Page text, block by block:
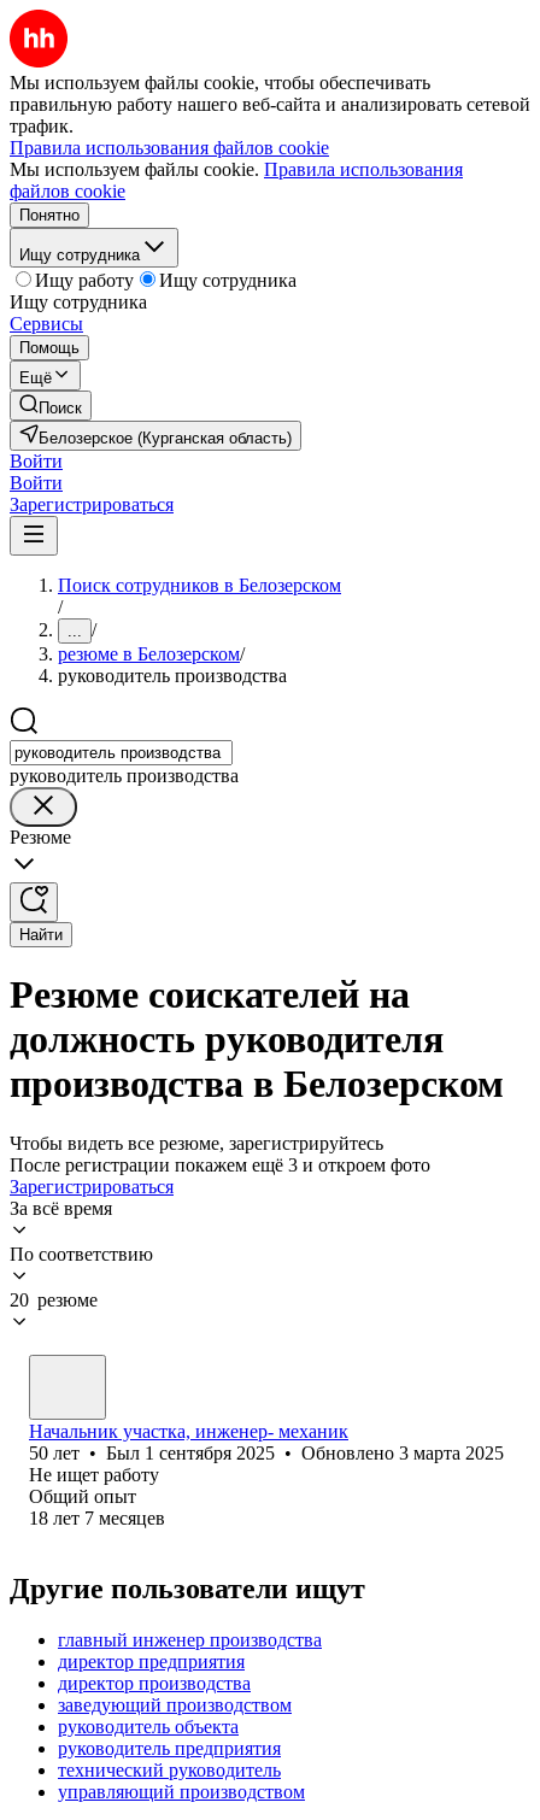
Мы используем файлы cookie, чтобы обеспечивать
правильную работу нашего веб-сайта и анализировать сетевой
трафик.
Правила использования файлов cookie
Мы используем файлы cookie. Правила использования
файлов cookie
Понятно
Ищу сотрудника
Ищу работу
Ищу сотрудника
Ищу сотрудника
Сервисы
Помощь
Ещё
Поиск
Белозерское (Курганская область)
Войти
Войти
Зарегистрироваться
Поиск сотрудников в Белозерском
/
... /
резюме в Белозерском/
руководитель производства
руководитель производства
Резюме
Найти
Резюме соискателей на
должность руководителя
производства в Белозерском
Чтобы видеть все резюме, зарегистрируйтесь
После регистрации покажем ещё 3 и откроем фото
Зарегистрироваться
За всё время
По соответствию
20 резюме
Начальник участка, инженер- механик
50 лет • Был 1 сентября 2025 • Обновлено 3 марта 2025
Не ищет работу
Общий опыт
18 лет 7 месяцев
Другие пользователи ищут
главный инженер производства
директор предприятия
директор производства
заведующий производством
руководитель объекта
руководитель предприятия
технический руководитель
управляющий производством